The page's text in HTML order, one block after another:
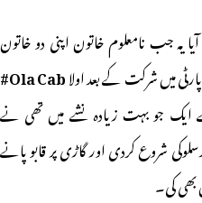
یہ جب نامعلوم خاتون اپنی دو خاتون
میں شرکت کے بعد اولاOla Cab#
ایک جو بہت زیادہ نشے میں تھی نے
شروع کردی اور گاڑی پر قابو پانے
کی۔